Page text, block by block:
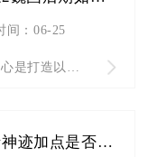
间：06-25
全民奇迹剑士神迹加点是否需要重置